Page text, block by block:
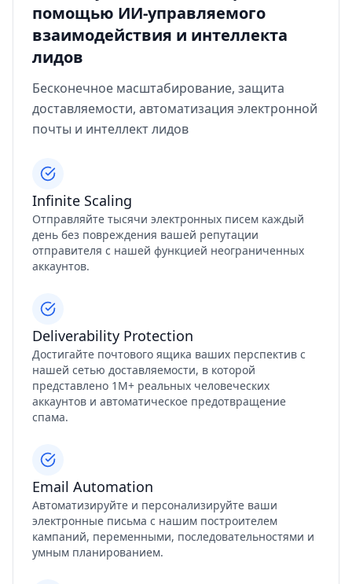
помощью ИИ-управляемого
взаимодействия и интеллекта
лидов
Бесконечное масштабирование, защита
доставляемости, автоматизация электронной
почты и интеллект лидов
Infinite Scaling
Отправляйте тысячи электронных писем каждый
день без повреждения вашей репутации
отправителя с нашей функцией неограниченных
аккаунтов.
Deliverability Protection
Достигайте почтового ящика ваших перспектив с
нашей сетью доставляемости, в которой
представлено 1М+ реальных человеческих
аккаунтов и автоматическое предотвращение
спама.
Email Automation
Автоматизируйте и персонализируйте ваши
электронные письма с нашим построителем
кампаний, переменными, последовательностями и
умным планированием.